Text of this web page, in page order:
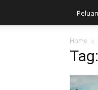
Home